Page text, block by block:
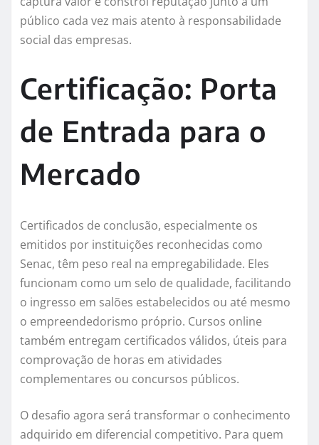
público cada vez mais atento à responsabilidade
social das empresas.
Certificação: Porta
de Entrada para o
Mercado
Certificados de conclusão, especialmente os
emitidos por instituições reconhecidas como
Senac, têm peso real na empregabilidade. Eles
funcionam como um selo de qualidade, facilitando
o ingresso em salões estabelecidos ou até mesmo
o empreendedorismo próprio. Cursos online
também entregam certificados válidos, úteis para
comprovação de horas em atividades
complementares ou concursos públicos.
O desafio agora será transformar o conhecimento
adquirido em diferencial competitivo. Para quem